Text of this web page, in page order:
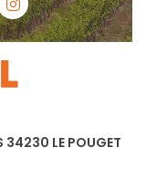
34230 LE POUGET